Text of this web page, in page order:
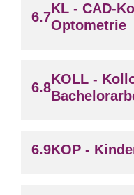
KL - CAD-
Optometrie
KOLL -
KOP -